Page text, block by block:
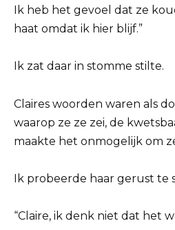
Ik heb het gevoel dat ze
haat omdat ik hier blijf.”
Ik zat daar in stomme stilte.
Claires woorden waren als
waarop ze ze zei, de
maakte het onmogelijk om
Ik probeerde haar gerust te
“Claire, ik denk niet dat het